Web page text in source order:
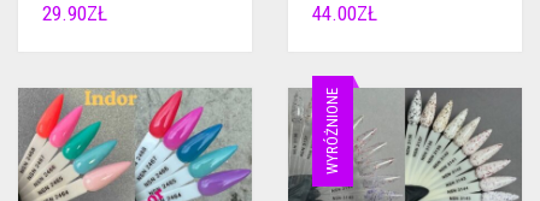
29.90ZŁ 44.00ZŁ
WYRÓŻNIONE